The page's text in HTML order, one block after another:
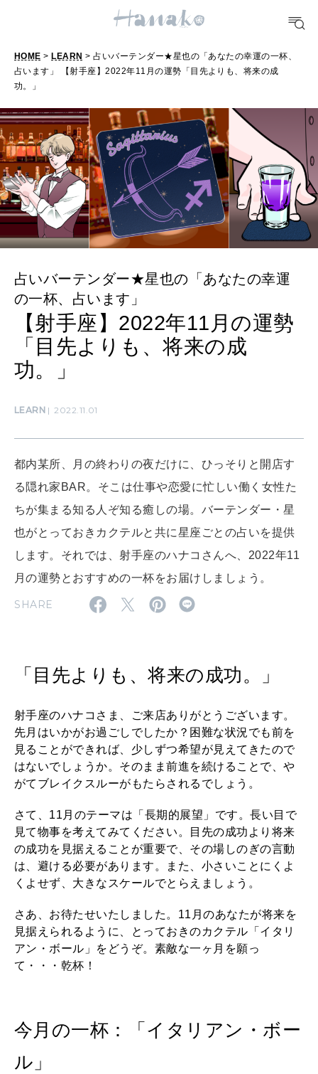
10 CATEGORIES
FOOD
TRAVEL
どこ行く？
FORTUNE
明日のわたし
[12星座別] Monthly Love Holoscope
女神まり愛のタロットメッセージ
HEALTH
自分にやさしく
LEARN
SUSTAINABLE
わたしができること
CULTURE
自分を耕す
MAGAZINE
特集
2026年9月号「北海道 おいしく遊ぶ、夏のご褒美旅。」
2026年7月号「鎌倉 ローカルが 教えてくれた 本当の歩き方。」
2026年6月号「大銀座 トレンドが生まれる 新しい一流店へ。」
2026年4月号「未来をつくる、学びの教科書。」
2026年3月号「スイーツ予想図 2026」
2026年1月号「猫がいれば、幸せ」
MAGAZINE MOOK
HOME > LEARN > 占いバーテンダー★星也の「あなたの幸運の一杯、
占います」 【射手座】2022年11月の運勢「目先よりも、将来の成
功。」
占いバーテンダー★星也の「あなたの幸運
の一杯、占います」
【射手座】2022年11月の運勢
「目先よりも、将来の成
功。」
LEARN 2022.11.01
都内某所、月の終わりの夜だけに、ひっそりと開店す
る隠れ家BAR。そこは仕事や恋愛に忙しい働く女性た
ちが集まる知る人ぞ知る癒しの場。バーテンダー・星
也がとっておきカクテルと共に星座ごとの占いを提供
します。それでは、射手座のハナコさんへ、2022年11
月の運勢とおすすめの一杯をお届けしましょう。
SHARE
「目先よりも、将来の成功。」
射手座のハナコさま、ご来店ありがとうございます。
先月はいかがお過ごしでしたか？困難な状況でも前を
見ることができれば、少しずつ希望が見えてきたので
はないでしょうか。そのまま前進を続けることで、や
がてブレイクスルーがもたらされるでしょう。
さて、11月のテーマは「長期的展望」です。長い目で
見て物事を考えてみてください。目先の成功より将来
の成功を見据えることが重要で、その場しのぎの言動
は、避ける必要があります。また、小さいことにくよ
くよせず、大きなスケールでとらえましょう。
さあ、お待たせいたしました。11月のあなたが将来を
見据えられるように、とっておきのカクテル「イタリ
アン・ボール」をどうぞ。素敵な一ヶ月を願っ
て・・・乾杯！
今月の一杯：「イタリアン・ボー
ル」